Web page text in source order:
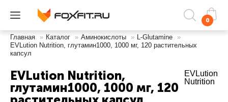
0
Главная » Каталог » Аминокислоты » L-Glutamine
»
EVLution Nutrition, глутамин1000, 1000 мг, 120 растительных
капсул
EVLution Nutrition,
глутамин1000, 1000 мг, 120
EVLution
Nutrition